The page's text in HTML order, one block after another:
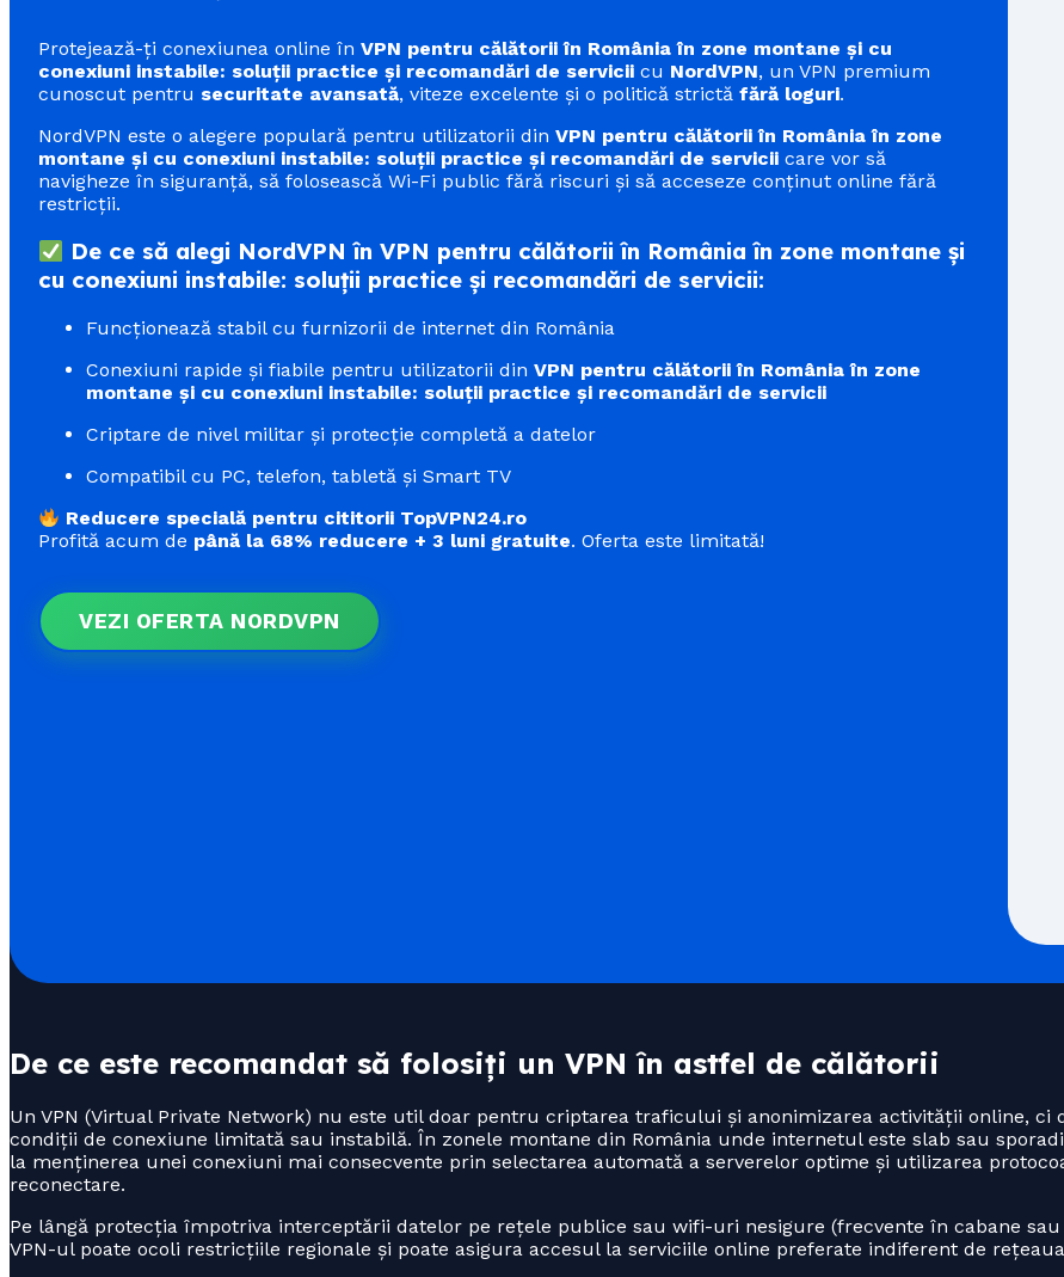
Protejează-ți conexiunea online în VPN pentru călătorii în România în zone montane și cu
conexiuni instabile: soluții practice și recomandări de servicii cu NordVPN, un VPN premium
cunoscut pentru securitate avansată, viteze excelente și o politică strictă fără loguri.
NordVPN este o alegere populară pentru utilizatorii din VPN pentru călătorii în România în zone
montane și cu conexiuni instabile: soluții practice și recomandări de servicii care vor să
navigheze în siguranță, să folosească Wi-Fi public fără riscuri și să acceseze conținut online fără
restricții.
De ce să alegi NordVPN în VPN pentru călătorii în România în zone montane și
cu conexiuni instabile: soluții practice și recomandări de servicii:
Funcționează stabil cu furnizorii de internet din România
Conexiuni rapide și fiabile pentru utilizatorii din VPN pentru călătorii în România în zone
montane și cu conexiuni instabile: soluții practice și recomandări de servicii
Criptare de nivel militar și protecție completă a datelor
Compatibil cu PC, telefon, tabletă și Smart TV
Reducere specială pentru cititorii TopVPN24.ro
Profită acum de până la 68% reducere + 3 luni gratuite. Oferta este limitată!
VEZI OFERTA NORDVPN
De ce este recomandat să folosiți un VPN în astfel de călătorii
Un VPN (Virtual Private Network) nu este util doar pentru criptarea traficului și anonimizarea activității online, ci
condiții de conexiune limitată sau instabilă. În zonele montane din România unde internetul este slab sau
la menținerea unei conexiuni mai consecvente prin selectarea automată a serverelor optime și utilizarea
reconectare.
Pe lângă protecția împotriva interceptării datelor pe rețele publice sau wifi-uri nesigure (frecvente în cabane
VPN-ul poate ocoli restricțiile regionale și poate asigura accesul la serviciile online preferate indiferent de